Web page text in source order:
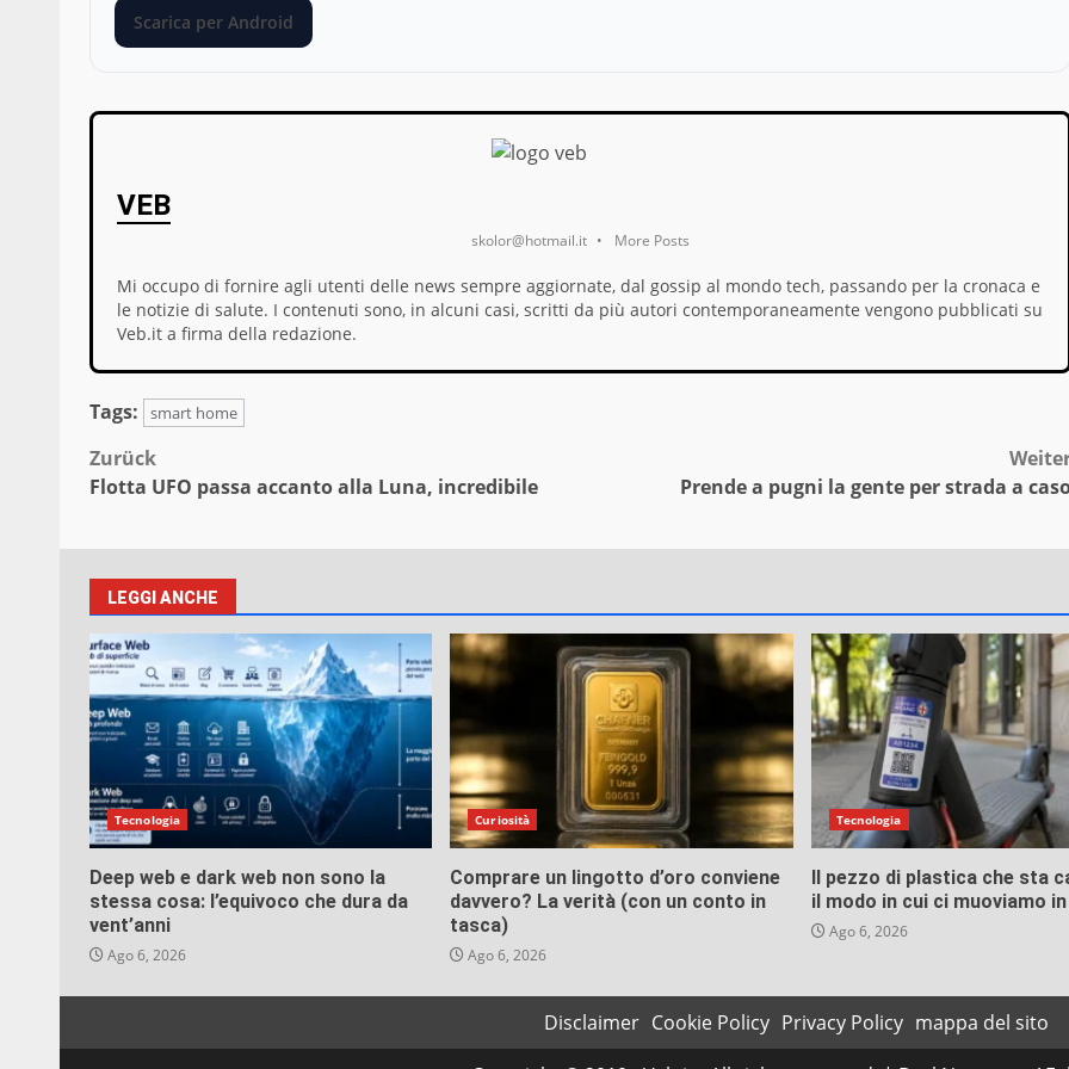
Scarica per Android
VEB
skolor@hotmail.it • More Posts
Mi occupo di fornire agli utenti delle news sempre aggiornate, dal gossip al mondo tech, passando per la cronaca e
le notizie di salute. I contenuti sono, in alcuni casi, scritti da più autori contemporaneamente vengono pubblicati su
Veb.it a firma della redazione.
Tags: smart home
Beitragsnavigation
Zurück
Flotta UFO passa accanto alla Luna, incredibile
Prende a pugni la gente per strada a
LEGGI ANCHE
Tecnologia
Deep web e dark web non sono la
stessa cosa: l’equivoco che dura da
vent’anni
Ago 6, 2026
Curiosità
Comprare un lingotto d’oro conviene
davvero? La verità (con un conto in
tasca)
Ago 6, 2026
Tecnologia
Il pezzo di plastica che sta
il modo in cui ci muoviamo
Ago 6, 2026
Disclaimer Cookie Policy Privacy Policy mappa del sito